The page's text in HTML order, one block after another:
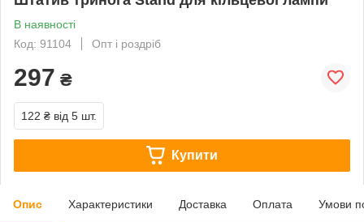
В наявності
Код: 91104
Опт і роздріб
297 ₴
122 ₴ від 5 шт.
Купити
Опис Характеристики Доставка Оплата Умови